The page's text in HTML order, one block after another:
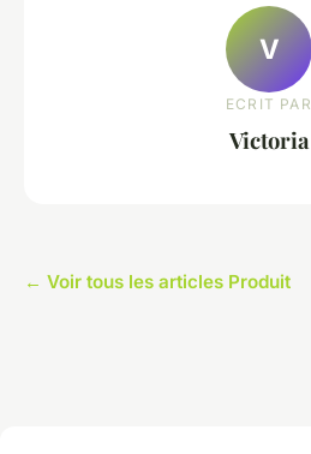
V
ECRIT PAR
Victoria
← Voir tous les articles Produit